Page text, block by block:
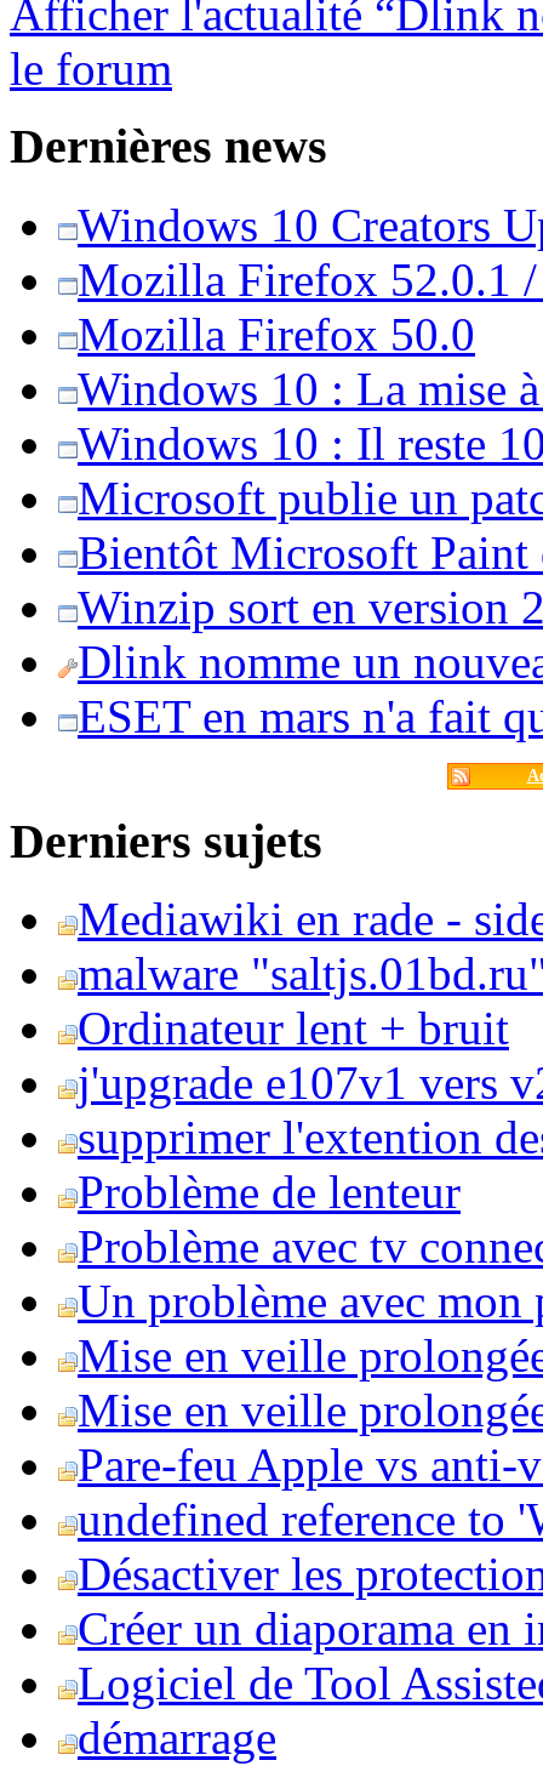
Afficher l'actualité “Dlink
le forum
Dernières news
Windows 10 Creators
Mozilla Firefox 52.0.1
Mozilla Firefox 50.0
Windows 10 : La mise
Windows 10 : Il reste
Microsoft publie un
Bientôt Microsoft Paint
Winzip sort en version
Dlink nomme un
ESET en mars n'a fait
Derniers sujets
Mediawiki en rade -
malware
Ordinateur lent + bruit
j'upgrade e107v1 vers
supprimer l'extention
Problème de lenteur
Problème avec tv
Un problème avec mon
Mise en veille
Mise en veille
Pare-feu Apple vs anti-
undefined reference to
Désactiver les
Créer un diaporama en
Logiciel de Tool
démarrage